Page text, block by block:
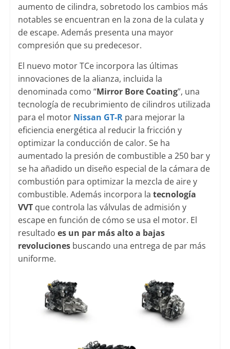
aumento de cilindra, sobretodo los cambios más
notables se encuentran en la zona de la culata y
de escape. Además presenta una mayor
compresión que su predecesor.
El nuevo motor TCe incorpora las últimas
innovaciones de la alianza, incluida la
denominada como “Mirror Bore Coating”, una
tecnología de recubrimiento de cilindros utilizada
para el motor Nissan GT-Rpara mejorar la
eficiencia energética al reducir la fricción y
optimizar la conducción de calor. Se ha
aumentado la presión de combustible a 250 bar y
se ha añadido un diseño especial de la cámara de
combustión para optimizar la mezcla de aire y
combustible. Además incorpora la tecnología
VVTque controla las válvulas de admisión y
escape en función de cómo se usa el motor. El
resultado es un par más alto a bajas
revolucionesbuscando una entrega de par más
uniforme.